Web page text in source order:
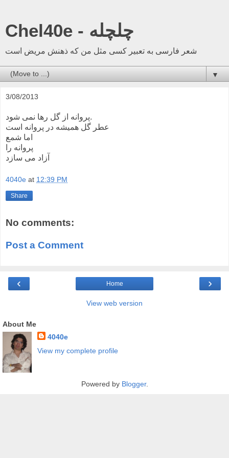
Chel40e - چلچله
شعر فارسی به تعبیر کسی مثل من که ذهنش مریض است
▼
3/08/2013
پروانه از گل رها نمی شود.
عطر گل همیشه در پروانه است
اما شمع
آزاد می سازد
4040e at 12:39 PM
Share
No comments:
Post a Comment
‹ ›
Home
View web version
About Me
4040e
View my complete profile
Powered by Blogger.